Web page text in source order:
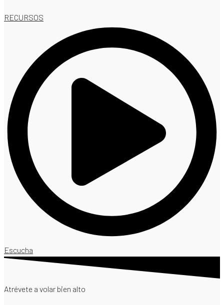
RECURSOS
Escucha
Atrévete a volar bien alto